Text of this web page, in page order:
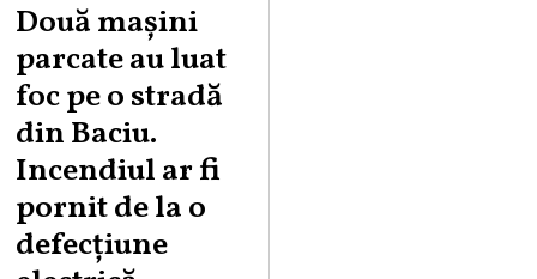
Două mașini
parcate au luat
foc pe o stradă
din Baciu.
Incendiul ar fi
pornit de la o
defecțiune